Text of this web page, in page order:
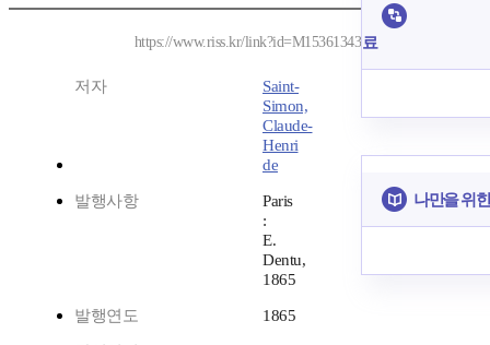
https://www.riss.kr/link?id=M15361343
저자
Saint-
Simon,
Claude-
Henri
de
발행사항
Paris
:
E.
Dentu,
1865
발행연도 1865
료
나만을 위